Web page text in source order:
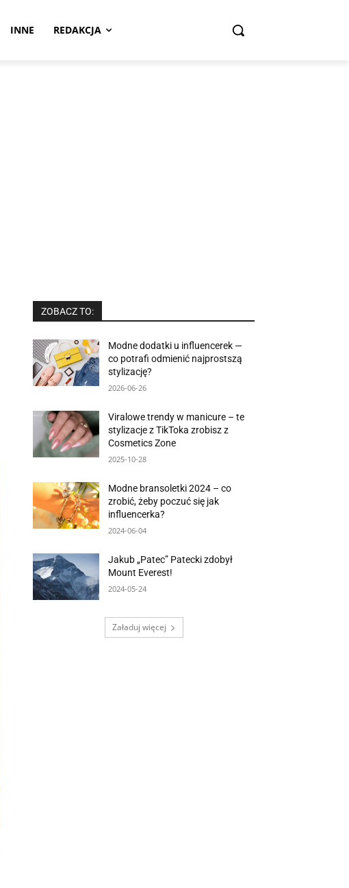
INNE REDAKCJA
ZOBACZ TO:
Modne dodatki u influencerek —
co potrafi odmienić najprostszą
stylizację?
2026-06-26
Viralowe trendy w manicure – te
stylizacje z TikToka zrobisz z
Cosmetics Zone
2025-10-28
Modne bransoletki 2024 – co
zrobić, żeby poczuć się jak
influencerka?
2024-06-04
Jakub „Patec” Patecki zdobył
Mount Everest!
2024-05-24
Załaduj więcej